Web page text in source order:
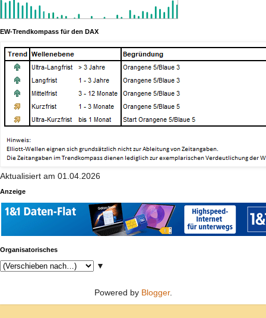
EW-Trendkompass für den DAX
Aktualisiert am 01.04.2026
Anzeige
Organisatorisches
▼
Powered by Blogger.